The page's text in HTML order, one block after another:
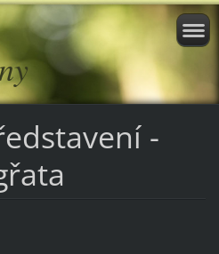
-